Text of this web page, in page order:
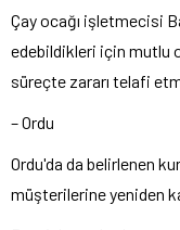
Çay ocağı işletmecisi
edebildikleri için mutlu
süreçte zararı telafi
– Ordu
Ordu'da da belirlenen
müşterilerine yeniden